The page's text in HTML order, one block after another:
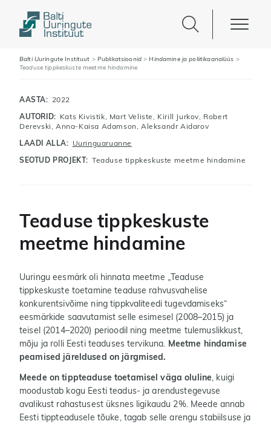
Balti Uuringute Instituut > Publikatsioonid >Hindamine ja poliitikaanalüüs >
Teaduse tippkeskuste meetme hindamine
AASTA: 2022
AUTORID: Kats Kivistik, Mart Veliste, Kirill Jurkov, Robert
Derevski,Anna-Kaisa Adamson, Aleksandr Aidarov
LAADI ALLA: Uuringuaruanne
SEOTUD PROJEKT: Teaduse tippkeskuste meetme hindamine
Teaduse tippkeskuste
meetme hindamine
Uuringu eesmärk oli hinnata meetme „Teaduse
tippkeskuste toetamine teaduse rahvusvahelise
konkurentsivõime ning tippkvaliteedi tugevdamiseks“
eesmärkide saavutamist selle esimesel (2008–2015) ja
teisel (2014–2020) perioodil ning meetme tulemuslikkust,
mõju ja rolli Eesti teaduses tervikuna. Meetme hindamise
peamised järeldused on järgmised.
Meede on tippteaduse toetamisel väga oluline, kuigi
moodustab kogu Eesti teadus- ja arendustegevuse
avalikust rahastusest üksnes ligikaudu 2%. Meede annab
Eesti tippteadusele tõuke, tagab selle arengu stabiilsuse ja